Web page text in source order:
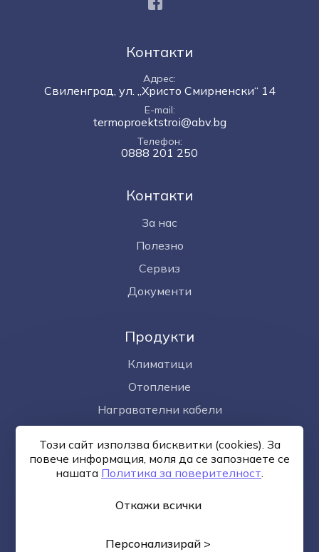
Контакти
За нас
Полезно
Сервиз
Документи
Продукти
Климатици
Отопление
Награвателни кабели
Фотоволтаици
Контакти
Адрес
Свиленград, ул. „Христо Смирненски“ 14
E-mail
termoproektstroi@abv.bg
Телефон
0888 201 250
Карта на сайта
Този сайт използва бисквитки (cookies). За
повече информация, моля да се запознаете се
нашaтa Политика за поверителност.
Откажи всички
Персонализирай >